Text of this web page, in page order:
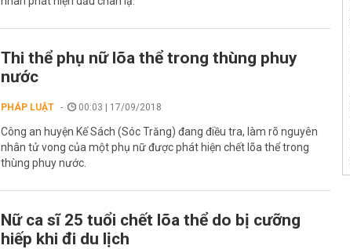
Thi thể phụ nữ lõa thể trong thùng phuy
nước
PHÁP LUẬT 00:03 | 17/09/2018
Công an huyện Kế Sách (Sóc Trăng) đang điều tra, làm rõ nguyên
nhân tử vong của một phụ nữ được phát hiện chết lõa thể trong
thùng phuy nước.
Nữ ca sĩ 25 tuổi chết lõa thể do bị cưỡng
hiếp khi đi du lịch